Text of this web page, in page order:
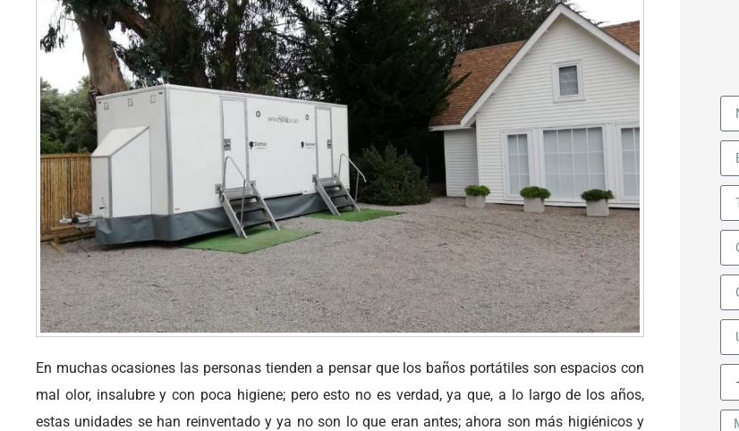
En muchas ocasiones las personas tienden a pensar que los baños portátiles son espacios con
mal olor, insalubre y con poca higiene; pero esto no es verdad, ya que, a lo largo de los años,
estas unidades se han reinventado y ya no son lo que eran antes; ahora son más higiénicos y